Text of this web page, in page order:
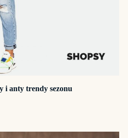
i anty trendy sezonu